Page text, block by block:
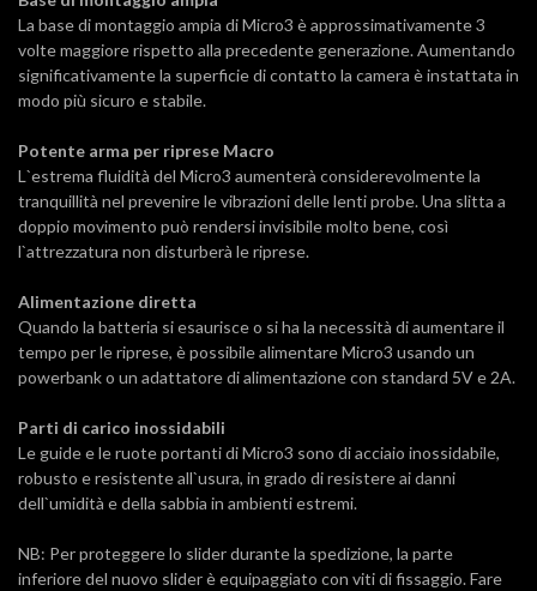
La base di montaggio ampia di Micro3 è approssimativamente 3
volte maggiore rispetto alla precedente generazione. Aumentando
significativamente la superficie di contatto la camera è instattata in
modo più sicuro e stabile.
Potente arma per riprese Macro
L`estrema fluidità del Micro3 aumenterà considerevolmente la
tranquillità nel prevenire le vibrazioni delle lenti probe. Una slitta a
doppio movimento può rendersi invisibile molto bene, così
l`attrezzatura non disturberà le riprese.
Alimentazione diretta
Quando la batteria si esaurisce o si ha la necessità di aumentare il
tempo per le riprese, è possibile alimentare Micro3 usando un
powerbank o un adattatore di alimentazione con standard 5V e 2A.
Parti di carico inossidabili
Le guide e le ruote portanti di Micro3 sono di acciaio inossidabile,
robusto e resistente all`usura, in grado di resistere ai danni
dell`umidità e della sabbia in ambienti estremi.
NB: Per proteggere lo slider durante la spedizione, la parte
inferiore del nuovo slider è equipaggiato con viti di fissaggio. Fare